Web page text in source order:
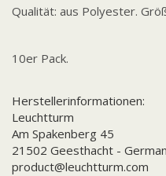
Qualität: aus Polyester.
10er Pack.
Herstellerinformationen:
Leuchtturm
Am Spakenberg 45
21502 Geesthacht -
product@leuchtturm.com